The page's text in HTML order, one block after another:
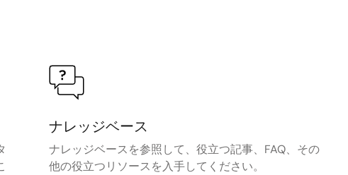
ナレッジベース
ナレッジベースを参照して、役立つ記事、FAQ、その
他の役立つリソースを入手してください。